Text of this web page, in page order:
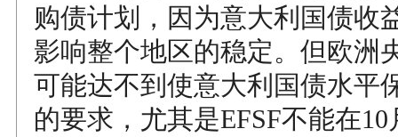
购债计划，因为意大利国债收
影响整个地区的稳定。但欧洲
可能达不到使意大利国债水平
的要求，尤其是EFSF不能在